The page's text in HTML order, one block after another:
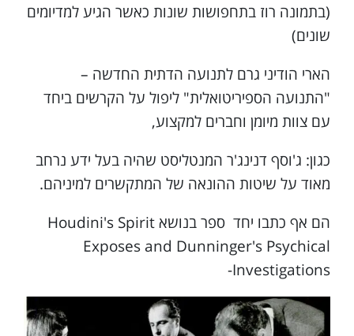
(בתמונה רוז בתחפושות שונות כאשר הגיע למדיומים
שונים)
הארי הודיני גרם לתנועה הדתית החדשה –
"התנועה הספיריטואלית" ליפול על הקרשים ביחד
עם צוות מיומן וחברים למקצוע,
כגון: ג'וסף דנינג'ר המנטליסט שהיה בעל ידע נרחב
מאוד על שיטות ההונאה של המתקשרים למיניהם.
הם אף כתבו יחד ספר בנושא Houdini's Spirit
Exposes and Dunninger's Psychical
Investigations-